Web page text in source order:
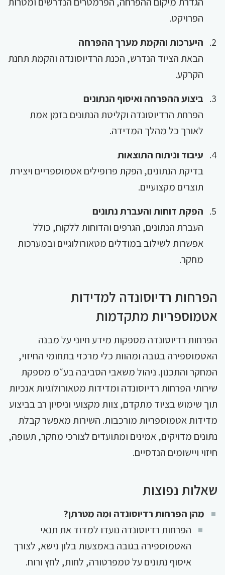
הפרויקט.
היערכות והקמת מערך ההפרחה
הבאת הציוד הנדרש, הכנת הרדיוסונדה והקמת תחנת
הקרקע.
ביצוע ההפרחה ואיסוף הנתונים
הפרחת הרדיוסונדה וקליטת הנתונים בזמן אמת
לאורך כל מהלך המדידה.
עיבוד וניתוח התוצאות
בדיקת הנתונים, הפקת פרופילים אטמוספריים ויצירת
תוצרים מקצועיים.
הפקת דוחות והעברת נתונים
העברת הנתונים, הגרפים והדוחות ללקוח, כולל
אפשרות לשילוב במודלים מטאורולוגיים ובמערכות
מחקר.
הפרחות רדיוסונדה למדידות
אטמוספריות מתקדמות
הפרחות רדיוסונדה מספקות מידע חיוני על מבנה
האטמוספירה בגובה ומהוות כלי מרכזי בתחומי החיזוי,
המחקר והתכנון. ניהול משאבי הסביבה בע״מ מספקת
שירותי הפרחות רדיוסונדה ומדידות מטאורולוגיות אנכיות
תוך שימוש בציוד מתקדם, צוות מקצועי וניסיון רב בביצוע
מדידות אטמוספריות מורכבות. השירות מאפשר קבלת
נתונים מדויקים, אמינים ומתועדים לצורכי מחקר, תעופה,
חיזוי ויישומים הנדסיים.
שאלות נפוצות
מהן הפרחות רדיוסונדה ומה מטרתן?
הפרחות רדיוסונדה נועדו למדוד את תנאי
האטמוספירה בגובה באמצעות בלון נישא, לצורך
איסוף נתונים על טמפרטורה, לחות, לחץ ורוח.